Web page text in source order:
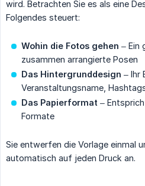
wird. Betrachten Sie es als eine
Folgendes steuert:
Wohin die Fotos gehen – Ein
zusammen arrangierte Posen
Das Hintergrunddesign – Ihr
Veranstaltungsname,
Das Papierformat –
Formate
Sie entwerfen die Vorlage einmal
automatisch auf jeden Druck an.